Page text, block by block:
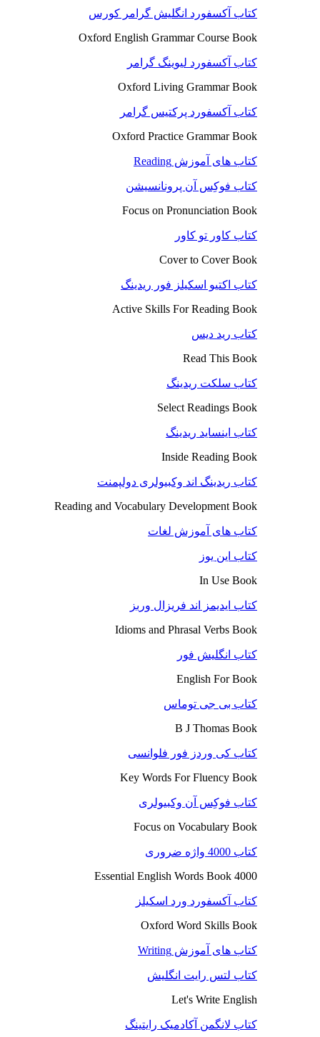
کتاب آکسفورد انگلیش گرامر کورس
Oxford English Grammar Course Book
کتاب آکسفورد لیوینگ گرامر
Oxford Living Grammar Book
کتاب آکسفورد پرکتیس گرامر
Oxford Practice Grammar Book
کتاب های آموزش Reading
کتاب فوکِس آن پرونانسیشن
Focus on Pronunciation Book
کتاب کاور تو کاور
Cover to Cover Book
کتاب اکتیو اسکیلز فور ریدینگ
Active Skills For Reading Book
کتاب رید دیس
Read This Book
کتاب سلکت ریدینگ
Select Readings Book
کتاب اینساید ریدینگ
Inside Reading Book
کتاب ریدینگ اند وکبیولری دولپمنت
Reading and Vocabulary Development Book
کتاب های آموزش لغات
کتاب این یوز
In Use Book
کتاب ایدیمز اند فریزال وربز
Idioms and Phrasal Verbs Book
کتاب انگلیش فور
English For Book
کتاب بی جی توماس
B J Thomas Book
کتاب کی وردز فور فلوانسی
Key Words For Fluency Book
کتاب فوکِس آن وکبیولری
Focus on Vocabulary Book
کتاب 4000 واژه ضروری
4000 Essential English Words Book
کتاب آکسفورد ورد اسکیلز
Oxford Word Skills Book
کتاب های آموزش Writing
کتاب لتس رایت انگلیش
Let's Write English
کتاب لانگمن آکادمیک رایتینگ